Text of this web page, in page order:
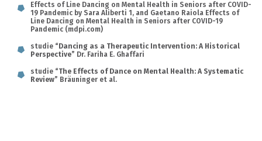
Effects of Line Dancing on Mental Health in Seniors after COVID-
19 Pandemic by Sara Aliberti 1, and Gaetano Raiola Effects of
Line Dancing on Mental Health in Seniors after COVID-19
Pandemic (mdpi.com)
studie “Dancing as a Therapeutic Intervention: A Historical
Perspective” Dr. Fariha E. Ghaffari
studie “The Effects of Dance on Mental Health: A Systematic
Review” Bräuninger et al.